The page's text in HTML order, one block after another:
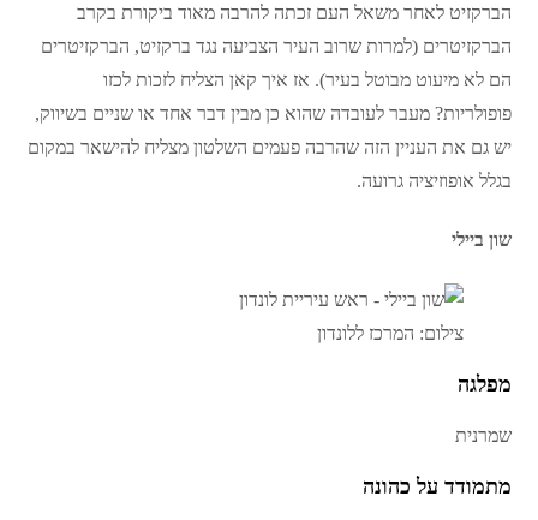
הברקזיט לאחר משאל העם זכתה להרבה מאוד ביקורת בקרב
הברקזיטרים (למרות שרוב העיר הצביעה נגד ברקזיט, הברקזיטרים
הם לא מיעוט מבוטל בעיר). אז איך קאן הצליח לזכות לכזו
פופולריות? מעבר לעובדה שהוא כן מבין דבר אחד או שניים בשיווק,
יש גם את העניין הזה שהרבה פעמים השלטון מצליח להישאר במקום
בגלל אופוזיציה גרועה.
שון ביילי
צילום: המרכז ללונדון
מפלגה
שמרנית
מתמודד על כהונה